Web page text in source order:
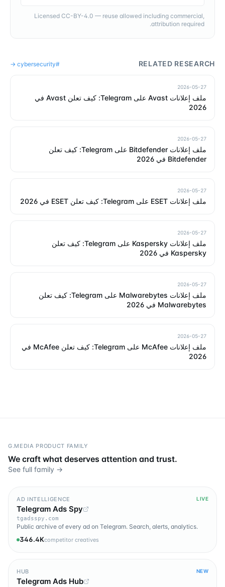
Licensed CC-BY-4.0 — reuse allowed including commercial,
attribution required.
RELATED RESEARCH
#
cybersecurity
→
2026-05-27
ملف إعلانات Avast على Telegram: كيف تعلن Avast في
2026
2026-05-27
ملف إعلانات Bitdefender على Telegram: كيف تعلن
Bitdefender في 2026
2026-05-27
ملف إعلانات ESET على Telegram: كيف تعلن ESET في 2026
2026-05-27
ملف إعلانات Kaspersky على Telegram: كيف تعلن
Kaspersky في 2026
2026-05-27
ملف إعلانات Malwarebytes على Telegram: كيف تعلن
Malwarebytes في 2026
2026-05-27
ملف إعلانات McAfee على Telegram: كيف تعلن McAfee في
2026
G.MEDIA PRODUCT FAMILY
We craft what deserves attention and trust.
See full family →
AD INTELLIGENCE LIVE
Telegram Ads Spy
tgadsspy.com
Public archive of every ad on Telegram. Search, alerts, analytics.
346.4Kcompetitor creatives
HUB NEW
Telegram Ads Hub